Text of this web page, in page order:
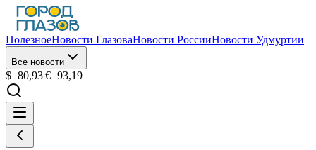
ПолезноеНовости ГлазоваНовости РоссииНовости Удмуртии
Все новости
$=80,93|€=93,19